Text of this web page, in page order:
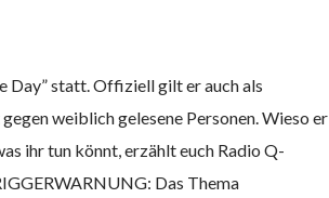
Day” statt. Offiziell gilt er auch als
weiblich gelesene Personen. Wieso er
ihr tun könnt, erzählt euch Radio Q-
Das Thema